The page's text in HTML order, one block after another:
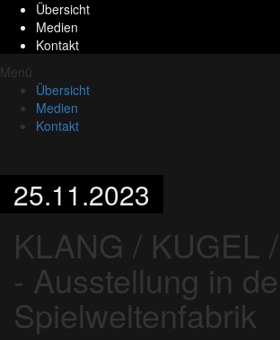
Übersicht
Medien
Kontakt
Menü
Übersicht
Medien
Kontakt
25.11.2023
KLANG / KUGEL
- Ausstellung in
Spielweltenfabrik